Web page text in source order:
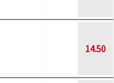
14.50